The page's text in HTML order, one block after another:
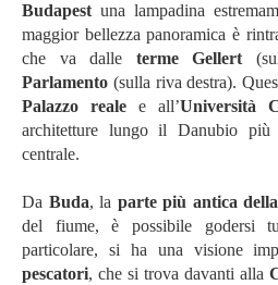
Budapest una lampadina
maggior bellezza panoramica è
che va dalle terme Gellert
Parlamento (sulla riva destra).
Palazzo reale e all’Università
architetture lungo il Danubio più
centrale.
Da Buda, la parte più antica
del fiume, è possibile godersi
particolare, si ha una visione
pescatori, che si trova davanti alla